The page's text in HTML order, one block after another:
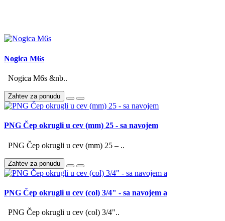
Nogica M6s
Nogica M6s &nb..
Zahtev za ponudu
PNG Čep okrugli u cev (mm) 25 - sa navojem
PNG Čep okrugli u cev (mm) 25 – ..
Zahtev za ponudu
PNG Čep okrugli u cev (col) 3/4" - sa navojem a
PNG Čep okrugli u cev (col) 3/4"..